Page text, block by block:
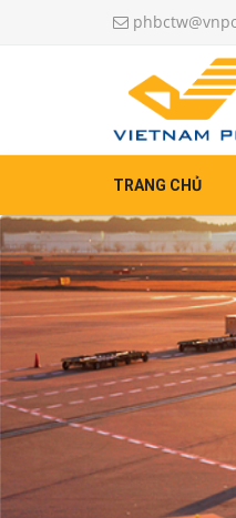
TRANG CHỦ